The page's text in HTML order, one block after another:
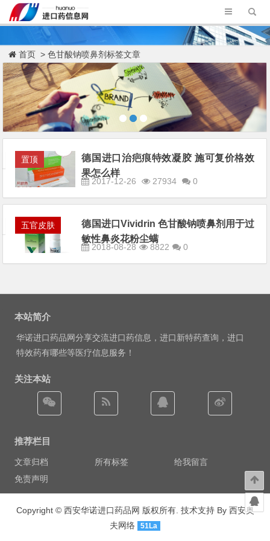
首页 > 色甘酸钠喷鼻剂标签文章
置顶
德国进口治疤痕特效凝胶 施可复价格效
果怎么样
2017-12-26 27934 0
五官皮肤
德国进口Vividrin 色甘酸钠喷鼻剂用于过
敏性鼻炎花粉尘螨
2018-08-28 8822 0
本站简介
华诺进口药品网分享交流进口药信息，进口新特药查询，进口
特效药有哪些等医疗信息服务！
关注本站
推荐栏目
文章归档 所有标签
给我留言
免责声明
Copyright © 西安华诺进口药品网 版权所有. 技术支持 By 西安奥
夫网络
51La